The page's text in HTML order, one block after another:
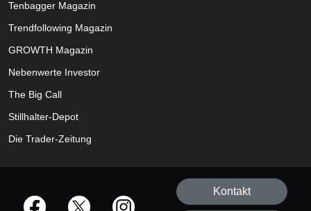
Tenbagger Magazin
Trendfollowing Magazin
GROWTH Magazin
Nebenwerte Investor
The Big Call
Stillhalter-Depot
Die Trader-Zeitung
offizielle Social Media-Accounts
Kontakt